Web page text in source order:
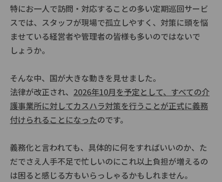
特にお一人で訪問・対応することの多い定期巡回サービ
スでは、スタッフが現場で孤立しやすく、対策に頭を悩
ませている経営者や管理者の皆様も多いのではないで
しょうか。
そんな中、国が大きな動きを見せました。
法律が改正され、 2026年10月を予定として、すべての介
護事業所に対してカスハラ対策を行うことが正式に義務
付けられることになったのです。
義務化と言われても、具体的に何をすればいいのか、た
だでさえ人手不足で忙しいのにこれ以上負担が増えるの
は困ると感じる方もいらっしゃるかもしれません。